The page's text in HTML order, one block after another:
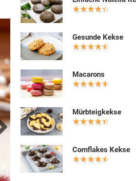
Gesunde Kekse
Macarons
Mürbteigkekse
Cornflakes Kekse